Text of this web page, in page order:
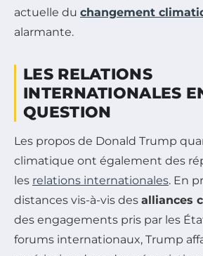
actuelle du changement
alarmante.
LES RELATIONS
INTERNATIONALES
QUESTION
Les propos de Donald Trump
climatique ont également des
les relations internationales. En
distances vis-à-vis des alliances
des engagements pris par les
forums internationaux, Trump